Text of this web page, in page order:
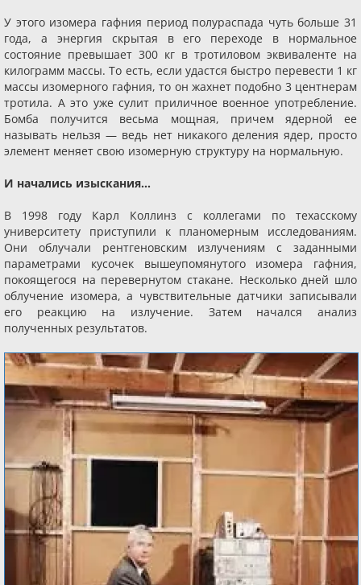
У этого изомера гафния период полураспада чуть больше 31
года, а энергия скрытая в его переходе в нормальное
состояние превышает 300 кг в тротиловом эквиваленте на
килограмм массы. То есть, если удастся быстро перевести 1 кг
массы изомерного гафния, то он жахнет подобно 3 центнерам
тротила. А это уже сулит приличное военное употребление.
Бомба получится весьма мощная, причем ядерной ее
называть нельзя — ведь нет никакого деления ядер, просто
элемент меняет свою изомерную структуру на нормальную.
И начались изыскания...
В 1998 году Карл Коллинз с коллегами по техасскому
университету приступили к планомерным исследованиям.
Они облучали рентгеновским излучениям с заданными
параметрами кусочек вышеупомянутого изомера гафния,
покоящегося на перевернутом стакане. Несколько дней шло
облучение изомера, а чувствительные датчики записывали
его реакцию на излучение. Затем начался анализ
полученных результатов.